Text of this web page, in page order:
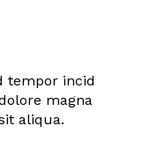
tempor incid
magna
aliqua.